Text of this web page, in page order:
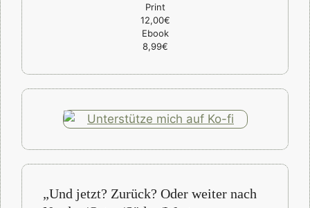
Print
12,00€
Ebook
8,99€
„Und jetzt? Zurück? Oder weiter nach